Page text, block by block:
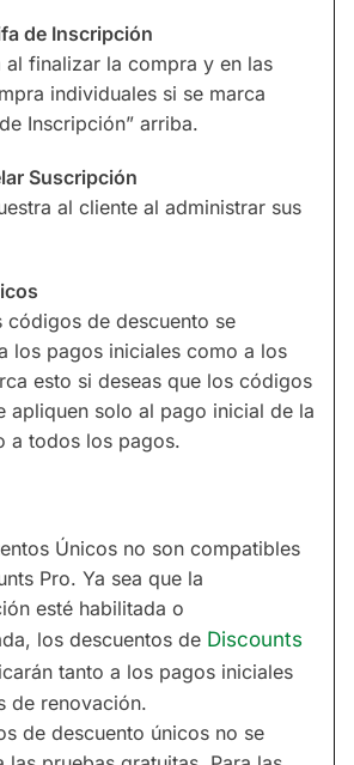
de Inscripción
al finalizar la compra y en las
individuales si se marca
Inscripción” arriba.
Suscripción
al cliente al administrar sus
códigos de descuento se
los pagos iniciales como a los
esto si deseas que los códigos
apliquen solo al pago inicial de la
a todos los pagos.
Únicos no son compatibles
Pro. Ya sea que la
esté habilitada o
los descuentos de Discounts
tanto a los pagos iniciales
de renovación.
de descuento únicos no se